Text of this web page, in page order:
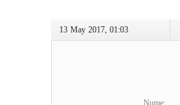
13 May 2017, 01:03
Nume: